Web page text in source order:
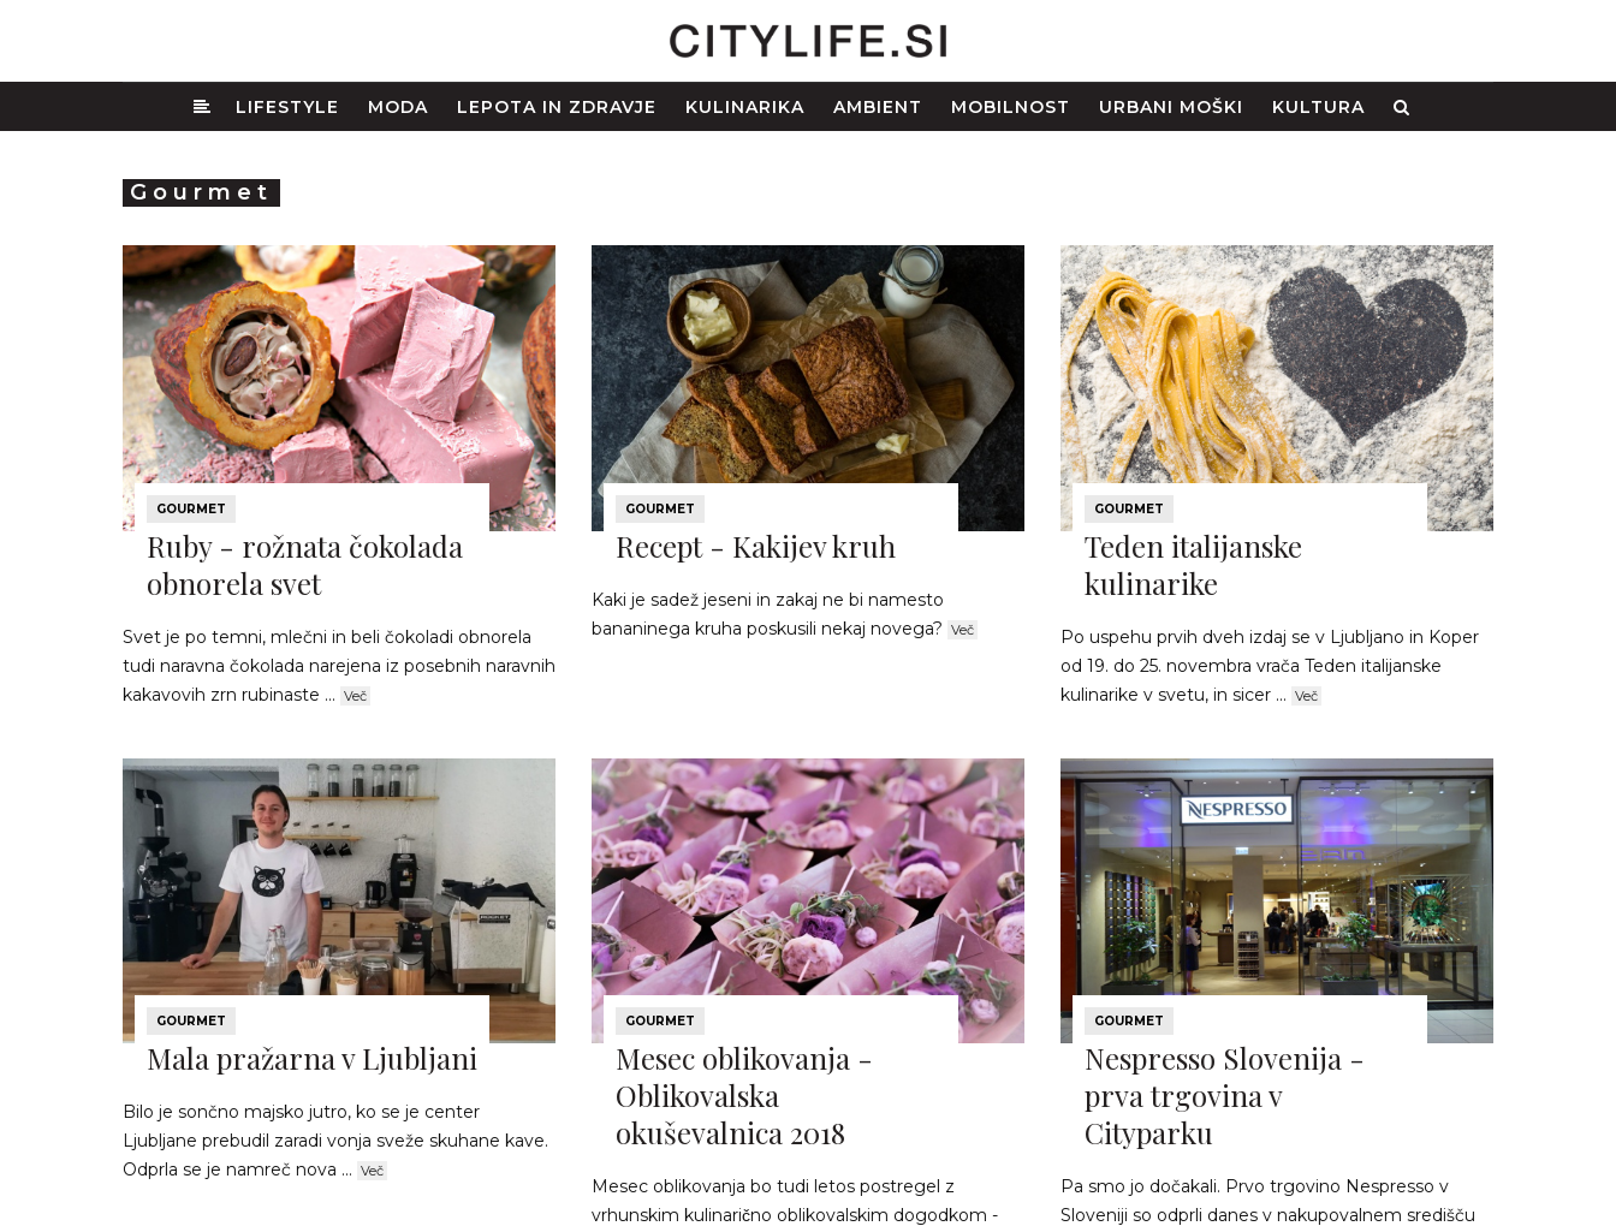
LIFESTYLE MODA LEPOTA IN ZDRAVJE KULINARIKA AMBIENT MOBILNOST URBANI MOŠKI KULTURA
Gourmet
GOURMET
Ruby - rožnata čokolada
obnorela svet
Svet je po temni, mlečni in beli čokoladi obnorela
tudi naravna čokolada narejena iz posebnih naravnih
kakavovih zrn rubinaste ... Več
GOURMET
Recept - Kakijev kruh
Kaki je sadež jeseni in zakaj ne bi namesto
bananinega kruha poskusili nekaj novega? Več
GOURMET
Teden italijanske
kulinarike
Po uspehu prvih dveh izdaj se v Ljubljano in Koper
od 19. do 25. novembra vrača Teden italijanske
kulinarike v svetu, in sicer ... Več
GOURMET
Mala pražarna v Ljubljani
Bilo je sončno majsko jutro, ko se je center
Ljubljane prebudil zaradi vonja sveže skuhane kave.
Odprla se je namreč nova ... Več
GOURMET
Mesec oblikovanja -
Oblikovalska
okuševalnica 2018
Mesec oblikovanja bo tudi letos postregel z
vrhunskim kulinarično oblikovalskim dogodkom -
GOURMET
Nespresso Slovenija -
prva trgovina v
Cityparku
Pa smo jo dočakali. Prvo trgovino Nespresso v
Sloveniji so odprli danes v nakupovalnem središču